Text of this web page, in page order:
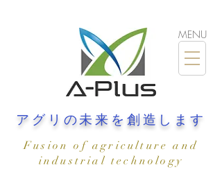
​アグリの未来を創造します
Fusion of agriculture and
industrial technology
MENU